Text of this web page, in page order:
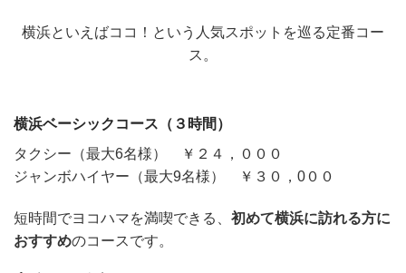
横浜といえばココ！という人気スポットを巡る定番コー
ス。
横浜ベーシックコース（３時間）
タクシー（最大6名様） ￥２４，０００
ジャンボハイヤー（最大9名様） ￥３０，0００
短時間でヨコハマを満喫できる、 初めて横浜に訪れる方に
おすすめのコースです。